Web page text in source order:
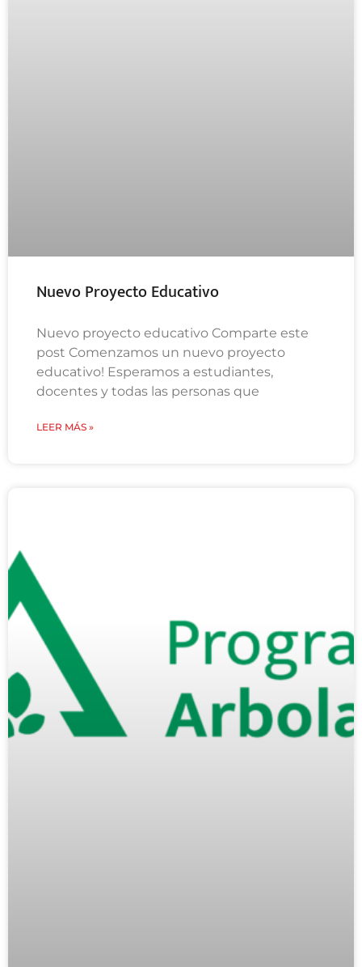
Nuevo Proyecto Educativo
Nuevo proyecto educativo Comparte este
post Comenzamos un nuevo proyecto
educativo! Esperamos a estudiantes,
docentes y todas las personas que
LEER MÁS »